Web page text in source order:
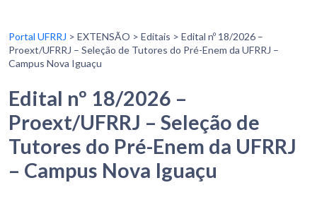
Portal UFRRJ > EXTENSÃO > Editais > Edital nº 18/2026 –
Proext/UFRRJ – Seleção de Tutores do Pré-Enem da UFRRJ –
Campus Nova Iguaçu
Edital nº 18/2026 –
Proext/UFRRJ – Seleção de
Tutores do Pré-Enem da UFRRJ
– Campus Nova Iguaçu